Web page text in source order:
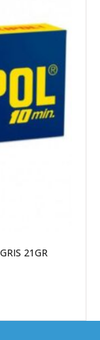
21GR